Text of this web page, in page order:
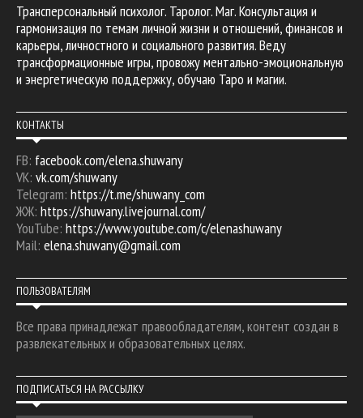
Трансперсональный психолог. Таролог. Маг. Консультация и
гармонизация по темам личной жизни и отношений, финансов и
карьеры, личностного и социального развития. Веду
трансформационные игры, провожу ментально-эмоциональную
и энергетическую поддержку, обучаю Таро и магии.
КОНТАКТЫ
FB: facebook.com/elena.shuwany
VK: vk.com/shuwany
Telegram: https://t.me/shuwany_com
ЖЖ: https://shuwany.livejournal.com/
YouTube: https://www.youtube.com/c/elenashuwany
Mail: elena.shuwany@gmail.com
ПОЛЬЗОВАТЕЛЯМ
Все права принадлежат правообладателям, контент создан в
развлекательных и образовательных целях.
ПОДПИСАТЬСЯ НА РАССЫЛКУ